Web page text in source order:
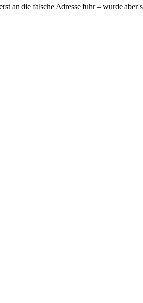
an die falsche Adresse fuhr – wurde aber